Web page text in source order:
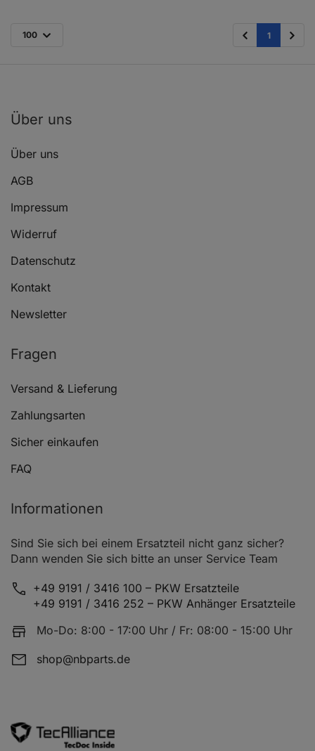
100 1
Über uns
Über uns
AGB
Impressum
Widerruf
Datenschutz
Kontakt
Newsletter
Fragen
Versand & Lieferung
Zahlungsarten
Sicher einkaufen
FAQ
Informationen
Sind Sie sich bei einem Ersatzteil nicht ganz sicher?
Dann wenden Sie sich bitte an unser Service Team
+49 9191 / 3416 100 – PKW Ersatzteile
+49 9191 / 3416 252 – PKW Anhänger Ersatzteile
Mo-Do: 8:00 - 17:00 Uhr / Fr: 08:00 - 15:00 Uhr
shop@nbparts.de